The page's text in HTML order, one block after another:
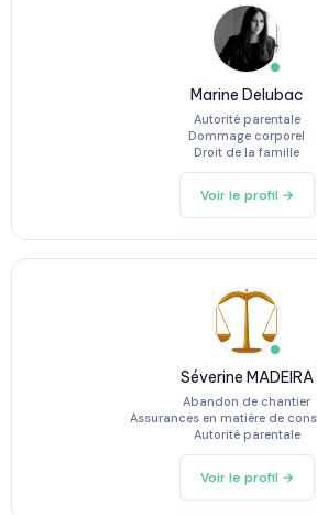
Marine Delubac
Autorité parentale
Dommage corporel
Droit de la famille
Voir le profil →
Séverine MADEIRA
Abandon de chantier
Assurances en matière de
Autorité parentale
Voir le profil →